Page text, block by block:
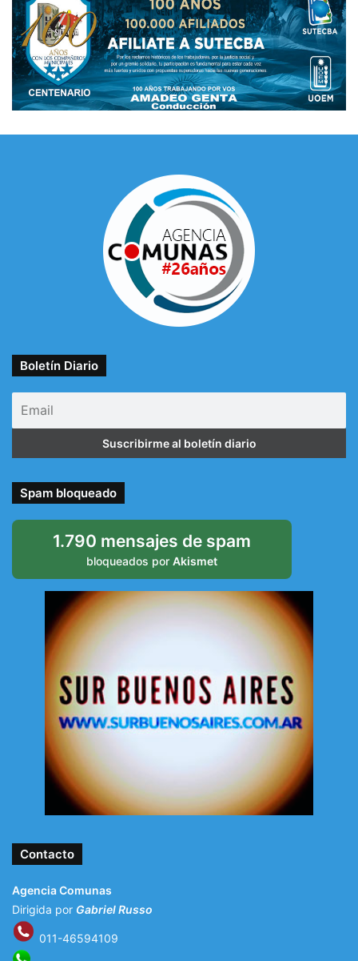
Boletín Diario
Spam bloqueado
1.790 mensajes de spam
bloqueados por Akismet
Contacto
Agencia Comunas
Dirigida por Gabriel Russo
011-46594109